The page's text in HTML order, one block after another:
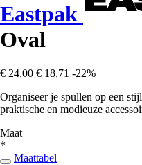
Eastpak
Oval
€ 24,00 € 18,71 -22%
Organiseer je spullen op een
praktische en modieuze
Maat
*
Maattabel